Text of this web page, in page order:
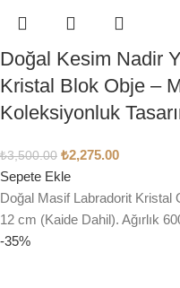
Doğal Kesim Nadir
Kristal Blok Obje –
Koleksiyonluk
₺3,500.00 ₺2,275.00
Sepete Ekle
Doğal Masif Labradorit
12 cm (Kaide Dahil). Ağırlık
-35%